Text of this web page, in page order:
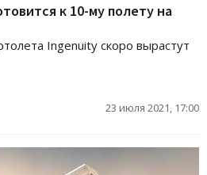
к 10-му полету на
Ingenuity скоро вырастут
23 июля 2021, 17:00